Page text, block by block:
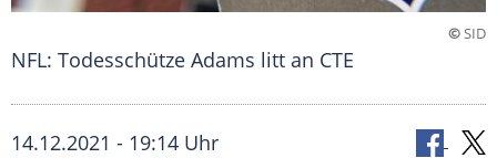
©SID
NFL: Todesschütze Adams litt an CTE
14.12.2021 - 19:14 Uhr